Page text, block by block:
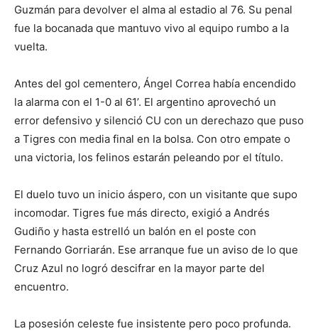
Guzmán para devolver el alma al estadio al 76. Su penal
fue la bocanada que mantuvo vivo al equipo rumbo a la
vuelta.
Antes del gol cementero, Ángel Correa había encendido
la alarma con el 1-0 al 61’. El argentino aprovechó un
error defensivo y silenció CU con un derechazo que puso
a Tigres con media final en la bolsa. Con otro empate o
una victoria, los felinos estarán peleando por el título.
El duelo tuvo un inicio áspero, con un visitante que supo
incomodar. Tigres fue más directo, exigió a Andrés
Gudiño y hasta estrelló un balón en el poste con
Fernando Gorriarán. Ese arranque fue un aviso de lo que
Cruz Azul no logró descifrar en la mayor parte del
encuentro.
La posesión celeste fue insistente pero poco profunda.